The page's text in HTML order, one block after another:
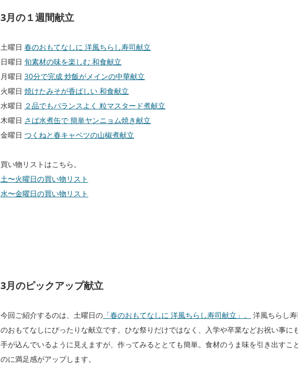
3月の１週間献立
土曜日 春のおもてなしに 洋風ちらし寿司献立
日曜日 旬素材の味を楽しむ 和食献立
月曜日 30分で完成 炒飯がメインの中華献立
火曜日 焼けたみそが香ばしい 和食献立
水曜日 ２品でもバランスよく 粒マスタード煮献立
木曜日 さば水煮缶で 簡単ヤンニョム焼き献立
金曜日 つくねと春キャベツの山椒煮献立
買い物リストはこちら。
土〜火曜日の買い物リスト
水〜金曜日の買い物リスト
3月のピックアップ献立
今回ご紹介するのは、土曜日の 「春のおもてなしに 洋風ちらし寿司献立」。
洋風ちらし
のおもてなしにぴったりな献立です。ひな祭りだけではなく、入学や卒業などお祝い事に
手が込んでいるように見えますが、作ってみるととても簡単。食材のうま味を引き出すこ
のに満足感がアップします。